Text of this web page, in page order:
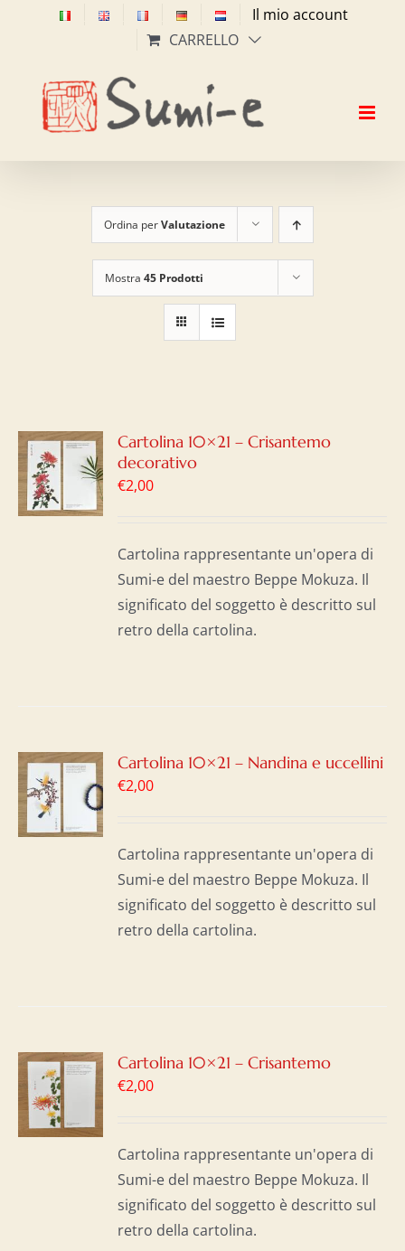
Il mio account
CARRELLO
Ordina perValutazione
Mostra 45 Prodotti
Cartolina 10×21 – Crisantemo
decorativo
€2,00
Cartolina rappresentante un'opera di
Sumi-e del maestro Beppe Mokuza. Il
significato del soggetto è descritto sul
retro della cartolina.
Cartolina 10×21 – Nandina e uccellini
€2,00
Cartolina rappresentante un'opera di
Sumi-e del maestro Beppe Mokuza. Il
significato del soggetto è descritto sul
retro della cartolina.
Cartolina 10×21 – Crisantemo
€2,00
Cartolina rappresentante un'opera di
Sumi-e del maestro Beppe Mokuza. Il
significato del soggetto è descritto sul
retro della cartolina.